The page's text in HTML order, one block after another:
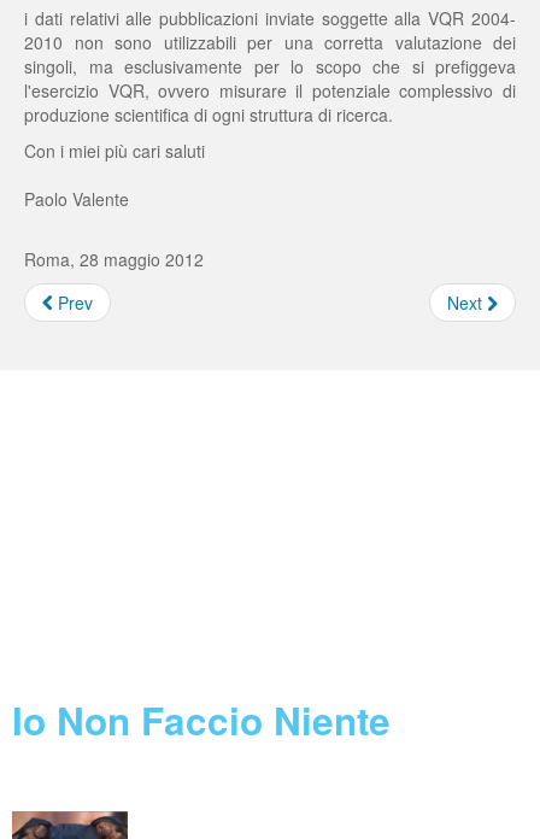
i dati relativi alle pubblicazioni inviate soggette alla VQR 2004-
2010 non sono utilizzabili per una corretta valutazione dei
singoli, ma esclusivamente per lo scopo che si prefiggeva
l'esercizio VQR, ovvero misurare il potenziale complessivo di
produzione scientifica di ogni struttura di ricerca.
Con i miei più cari saluti
Paolo Valente
Roma, 28 maggio 2012
Prev
Next
Io Non Faccio Niente